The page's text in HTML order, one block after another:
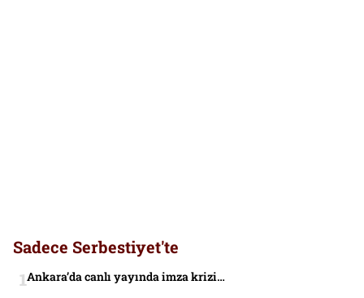
Sadece Serbestiyet'te
Ankara’da canlı yayında imza krizi…